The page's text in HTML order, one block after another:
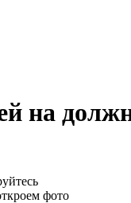
на
фото